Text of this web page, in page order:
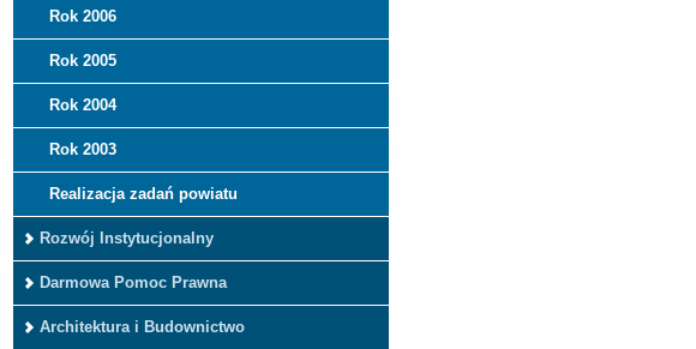
Rok 2006
Rok 2005
Rok 2004
Rok 2003
Realizacja zadań powiatu
Rozwój Instytucjonalny
Darmowa Pomoc Prawna
Architektura i Budownictwo